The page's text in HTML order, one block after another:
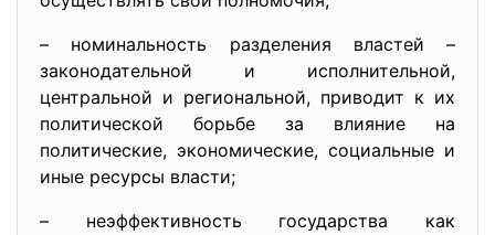
– номинальность разделения властей –
законодательной и исполнительной,
центральной и региональной, приводит к их
политической борьбе за влияние на
политические, экономические, социальные и
иные ресурсы власти;
– неэффективность государства как